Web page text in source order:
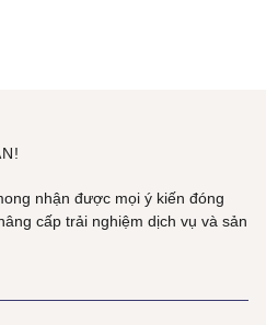
nhận được mọi ý kiến đóng
cấp trải nghiệm dịch vụ và sản